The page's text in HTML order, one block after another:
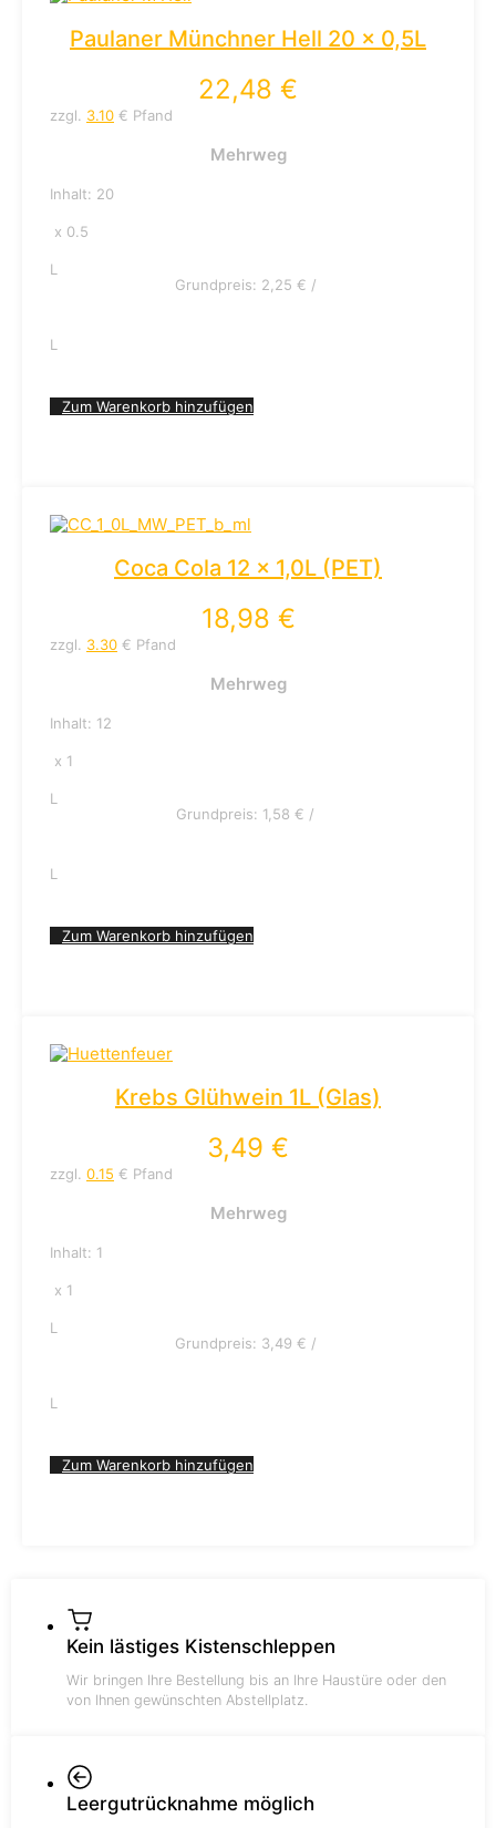
Paulaner Münchner Hell 20 x 0,5L
22,48 €
zzgl. 3.10 € Pfand
Mehrweg
Inhalt: 20
x 0.5
L
Grundpreis: 2,25 € /
L
Zum Warenkorb hinzufügen
Coca Cola 12 x 1,0L (PET)
18,98 €
zzgl. 3.30 € Pfand
Mehrweg
Inhalt: 12
x 1
L
Grundpreis: 1,58 € /
L
Zum Warenkorb hinzufügen
Krebs Glühwein 1L (Glas)
3,49 €
zzgl. 0.15 € Pfand
Mehrweg
Inhalt: 1
x 1
L
Grundpreis: 3,49 € /
L
Zum Warenkorb hinzufügen
Kein lästiges Kistenschleppen
Wir bringen Ihre Bestellung bis an Ihre Haustüre oder den
von Ihnen gewünschten Abstellplatz.
Leergutrücknahme möglich